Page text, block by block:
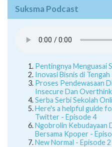
Suksma Podcast
Pentingnya Menguasai
Inovasi Bisnis di
Proses Pendewasaan
Insecure Dan
Serba Serbi Sekolah
Here's a helpful guide
Twitter - Episode 4
Ngobrolin Kebudayaan
Bersama Kpoper -
New Normal - Episode 2